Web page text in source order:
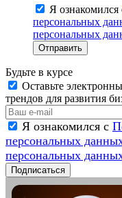
Я ознакомился
персональных
персональных
Отправить
Будьте в курсе
Оставьте
трендов для развития
Я ознакомился с
персональных
персональных